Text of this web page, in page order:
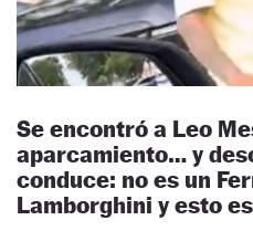
Se encontró a Leo
aparcamiento… y
conduce: no es un
Lamborghini y esto